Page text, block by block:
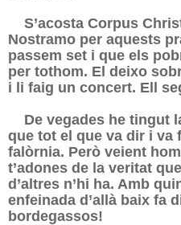
S’acosta Corpus
Nostramo per aquests
passem set i que els
per tothom. El deixo
i li faig un concert. Ell
De vegades he tingut
que tot el que va dir i va
falòrnia. Però veient
t’adones de la veritat
d’altres n’hi ha. Amb
enfeinada d’allà baix fa
bordegassos!